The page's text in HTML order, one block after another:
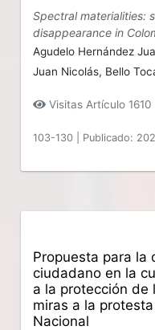
Spectral materialities:
disappearance in
Agudelo Hernández
Juan Nicolás, Bello
Visitas Artículo 1610 |
103-130 Publicado:
Propuesta para la
ciudadano en la
a la protección de
miras a la
Nacional